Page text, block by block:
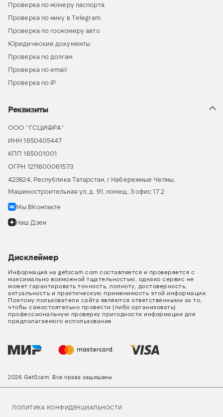
Проверка по номеру паспорта
Проверка по нику в Telegram
Проверка по госномеру авто
Юридические документы
Проверка по долгам
Проверка по email
Проверка по IP
Реквизиты
ООО “ГСЦИФРА”
ИНН 1650405447
КПП 165001001
ОГРН 1211600061573
423824, Республика Татарстан, г Набережные Челны,
Машиностроительная ул, д. 91, помещ. 3 офис 17.2
Мы ВКонтакте
Наш Дзен
Дисклеймер
Информация на getscam.com составляется и проверяется с
максимально возможной тщательностью, однако сервис не
может гарантировать точность, полноту, достоверность,
актуальность и практическую применимость этой информации.
Поэтому пользователи сайта являются ответственными за то,
чтобы самостоятельно провести (либо организовать)
профессиональную проверку пригодности информации для
предполагаемого использования.
2026 GetScam. Все права защищены
ПОЛИТИКА КОНФИДЕНЦИАЛЬНОСТИ